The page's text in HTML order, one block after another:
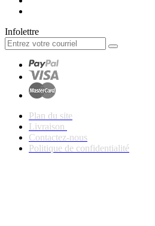
Infolettre
Plan du site
Livraison
Contactez-nous
Politique de confidentialité